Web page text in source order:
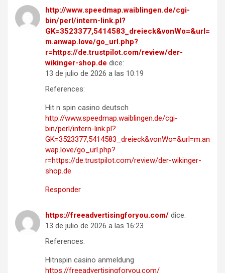
http://www.speedmap.waiblingen.de/cgi-
bin/perl/intern-link.pl?
GK=3523377,5414583_dreieck&vonWo=&url=
m.anwap.love/go_url.php?
r=https://de.trustpilot.com/review/der-
wikinger-shop.de dice:
13 de julio de 2026 a las 10:19
References:
Hit n spin casino deutsch
http://www.speedmap.waiblingen.de/cgi-
bin/perl/intern-link.pl?
GK=3523377,5414583_dreieck&vonWo=&url=m.an
wap.love/go_url.php?
r=https://de.trustpilot.com/review/der-wikinger-
shop.de
Responder
https://freeadvertisingforyou.com/ dice:
13 de julio de 2026 a las 16:23
References:
Hitnspin casino anmeldung
https://freeadvertisingforyou.com/